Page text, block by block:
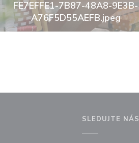
FE7EFFE1-7B87-48A8-9E3B-
A76F5D55AEFB.jpeg
SLEDUJTE NÁS